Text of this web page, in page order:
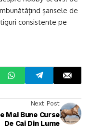
șansele de
consistente pe
Next Post
Mai Bune Curse
De Cai Din Lume